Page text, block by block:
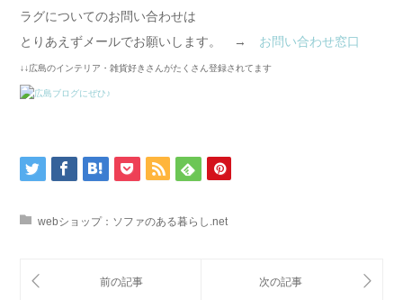
ラグについてのお問い合わせは
とりあえずメールでお願いします。 →
お問い合わせ窓口
↓↓広島のインテリア・雑貨好きさんがたくさん登録されてます
webショップ：ソファのある暮らし.net